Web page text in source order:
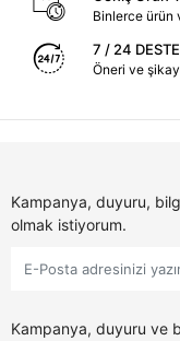
Binlerce ürün
7 / 24
Öneri ve
Kampanya, duyuru,
olmak istiyorum.
Kampanya, duyuru ve